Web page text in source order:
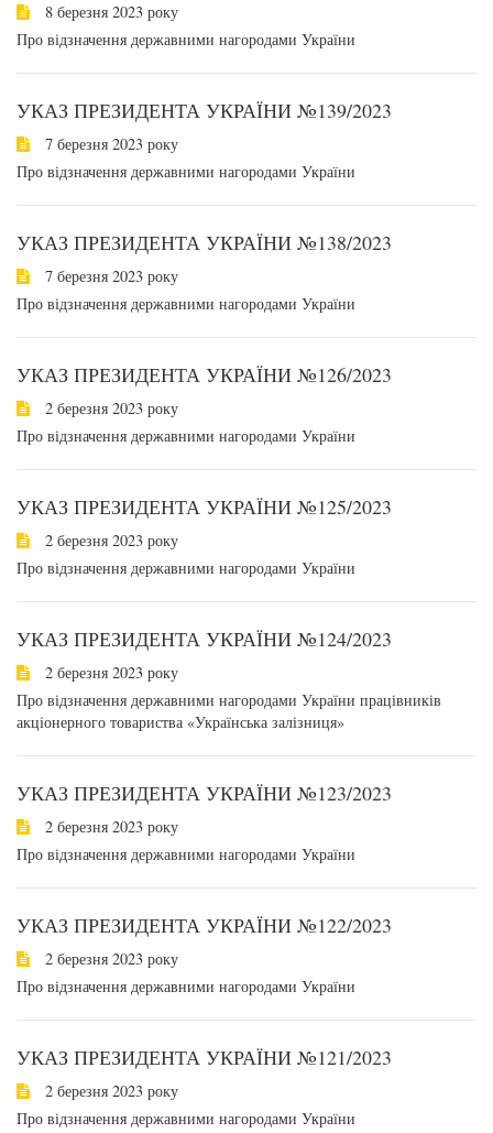
8 березня 2023 року
Про відзначення державними нагородами України
УКАЗ ПРЕЗИДЕНТА УКРАЇНИ №139/2023
7 березня 2023 року
Про відзначення державними нагородами України
УКАЗ ПРЕЗИДЕНТА УКРАЇНИ №138/2023
7 березня 2023 року
Про відзначення державними нагородами України
УКАЗ ПРЕЗИДЕНТА УКРАЇНИ №126/2023
2 березня 2023 року
Про відзначення державними нагородами України
УКАЗ ПРЕЗИДЕНТА УКРАЇНИ №125/2023
2 березня 2023 року
Про відзначення державними нагородами України
УКАЗ ПРЕЗИДЕНТА УКРАЇНИ №124/2023
2 березня 2023 року
Про відзначення державними нагородами України працівників
акціонерного товариства «Українська залізниця»
УКАЗ ПРЕЗИДЕНТА УКРАЇНИ №123/2023
2 березня 2023 року
Про відзначення державними нагородами України
УКАЗ ПРЕЗИДЕНТА УКРАЇНИ №122/2023
2 березня 2023 року
Про відзначення державними нагородами України
УКАЗ ПРЕЗИДЕНТА УКРАЇНИ №121/2023
2 березня 2023 року
Про відзначення державними нагородами України